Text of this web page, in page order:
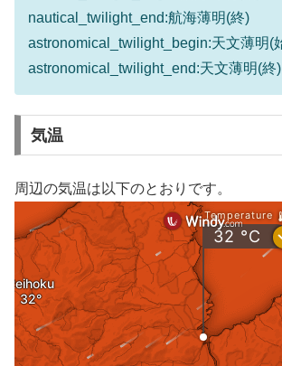
nautical_twilight_end:航海薄明(終)
astronomical_twilight_begin:天文薄明(
astronomical_twilight_end:天文薄明(終)
気温
周辺の気温は以下のとおりです。